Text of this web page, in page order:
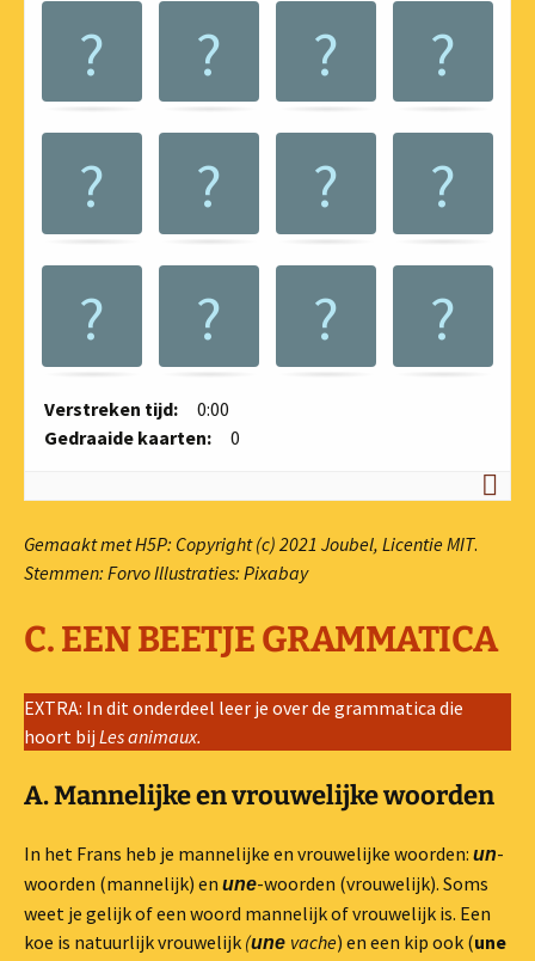
o
v
r
e
n
k
m
n
d
e
k
Verstreken tijd: 0:00
Gedraaide kaarten: 0
Gemaakt met H5P: Copyright (c) 2021 Joubel, Licentie MIT.
Stemmen: ForvoIllustraties: Pixabay
C. EEN BEETJE GRAMMATICA
EXTRA: In dit onderdeel leer je over de grammatica die
hoort bij Les animaux.
A. Mannelijke en vrouwelijke woorden
In het Frans heb je mannelijke en vrouwelijke woorden: un-
woorden (mannelijk) en une-woorden (vrouwelijk). Soms
weet je gelijk of een woord mannelijk of vrouwelijk is. Een
koe is natuurlijk vrouwelijk (une vache) en een kip ook (une